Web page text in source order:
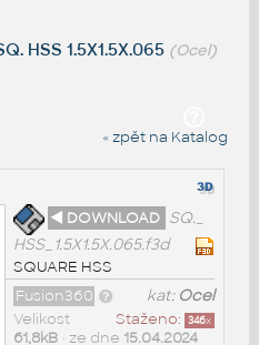
HSS 1.5X1.5X.065 (Ocel)
« zpět na Katalog
◄ DOWNLOAD SQ._
HSS_1.5X1.5X.065.f3d
SQUARE HSS
kat: Ocel
Fusion360
Staženo: 346x
Velikost
61,8kB• ze dne 15.04.2024